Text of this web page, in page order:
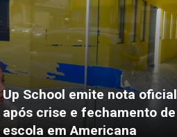
Up School emite nota oficial
após crise e fechamento de
escola em Americana